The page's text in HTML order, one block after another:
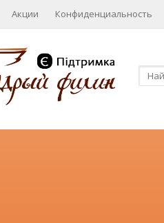
Акции Конфиденциальность